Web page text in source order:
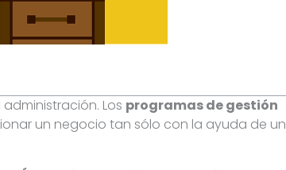
Los programas de gestión
un negocio tan sólo con la ayuda de un